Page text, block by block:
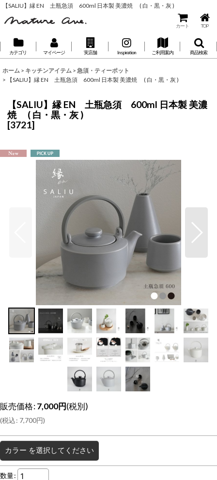
【SALIU】縁 EN 土瓶急須 600ml 日本製 美濃焼 ( 白・黒・灰 )
カート TOP
カテゴリ マイページ 実店舗 Inspiration ご利用案内 商品検索
ホーム > キッチンアイテム > 急須・ティーポット
>
【SALIU】縁 EN 土瓶急須 600ml 日本製 美濃焼 ( 白・黒・灰 )
【SALIU】縁 EN 土瓶急須 600ml 日本製 美濃
焼 ( 白・黒・灰 )
[3721]
販売価格:7,000円(税別)
(税込: 7,700円)
カラー を選択してください
数量: